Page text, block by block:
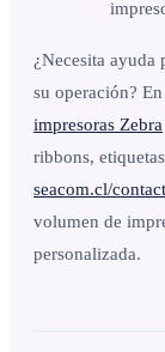
¿Necesita ayuda
su operación?
impresoras Zebra
ribbons,
seacom.cl/
volumen de
personalizada.